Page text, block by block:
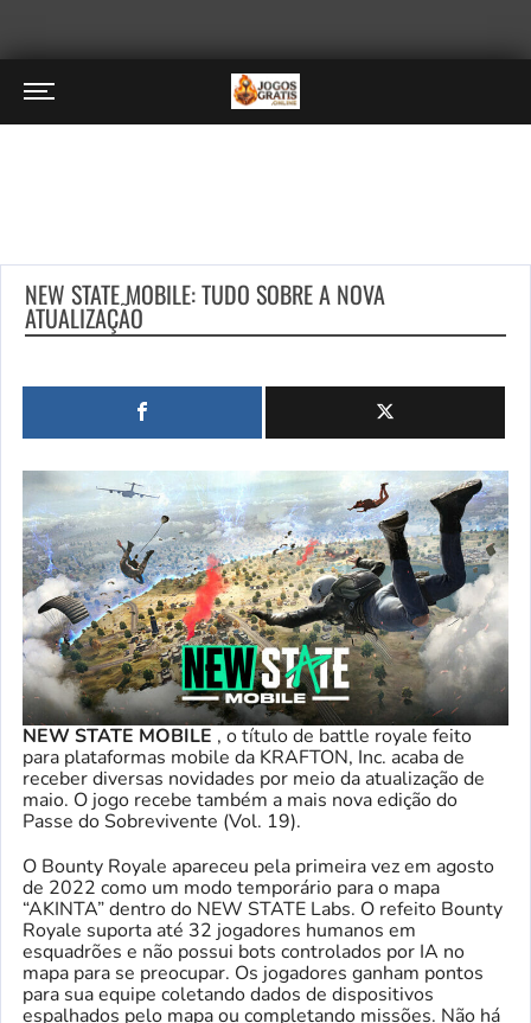
NEW STATE MOBILE: TUDO SOBRE A NOVA
ATUALIZAÇÃO
NEW STATE MOBILE , o título de battle royale feito
para plataformas mobile da KRAFTON, Inc. acaba de
receber diversas novidades por meio da atualização de
maio. O jogo recebe também a mais nova edição do
Passe do Sobrevivente (Vol. 19).
O Bounty Royale apareceu pela primeira vez em agosto
de 2022 como um modo temporário para o mapa
“AKINTA” dentro do NEW STATE Labs. O refeito Bounty
Royale suporta até 32 jogadores humanos em
esquadrões e não possui bots controlados por IA no
mapa para se preocupar. Os jogadores ganham pontos
para sua equipe coletando dados de dispositivos
espalhados pelo mapa ou completando missões. Não há